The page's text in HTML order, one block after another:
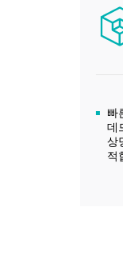
빠
데
상
적